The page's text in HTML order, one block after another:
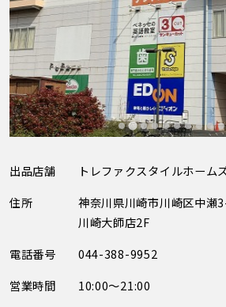
出品店舗
トレファクスタイルホーム
住所
神奈川県川崎市川崎区中瀬
川崎大師店2F
電話番号
044-388-9952
営業時間
10:00～21:00